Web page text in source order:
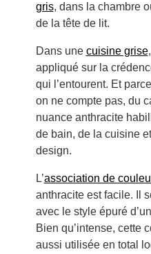
gris, dans la chambre
de la tête de lit.
Dans une cuisine grise
appliqué sur la
qui l’entourent. Et
on ne compte pas, du
nuance anthracite
de bain, de la cuisine
design.
L’association de
anthracite est facile. Il
avec le style épuré
Bien qu’intense, cette
aussi utilisée en total